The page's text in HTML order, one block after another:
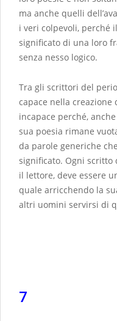
ma anche quelli
i veri colpevoli, perché
significato di una loro
senza nesso logico.
Tra gli scrittori del
capace nella
incapace perché,
sua poesia rimane
da parole generiche
significato. Ogni scritto
il lettore, deve essere
quale arricchendo la
altri uomini servirsi di
7